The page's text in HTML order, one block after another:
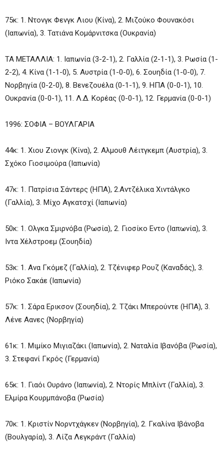
75κ: 1. Ντονγκ Φενγκ Λιου (Κίνα), 2. Μιζούκο Φουνακόσι
(Ιαπωνία), 3. Τατιάνα Κομάρνιτσκα (Ουκρανία)
ΤΑ ΜΕΤΑΛΛΙΑ: 1. Ιαπωνία (3-2-1), 2. Γαλλία (2-1-1), 3. Ρωσία (1-
2-2), 4. Κίνα (1-1-0), 5. Αυστρία (1-0-0), 6. Σουηδία (1-0-0), 7.
Νορβηγία (0-2-0), 8. Βενεζουέλα (0-1-1), 9. ΗΠΑ (0-0-1), 10.
Ουκρανία (0-0-1), 11. Λ.Δ. Κορέας (0-0-1), 12. Γερμανία (0-0-1)
1996: ΣΟΦΙΑ – ΒΟΥΛΓΑΡΙΑ
44κ: 1. Χιου Ζιονγκ (Κίνα), 2. Αλμουθ Λέιτγκεμπ (Αυστρία), 3.
Σχόκο Γιοσιμούρα (Ιαπωνία)
47κ: 1. Πατρίσια Σάντερς (ΗΠΑ), 2.Αντζέλικα Χιντάλγκο
(Γαλλία), 3. Μίχο Αγκατσχί (Ιαπωνία)
50κ: 1. Ολγκα Σμιρνόβα (Ρωσία), 2. Γιοσίκο Εντο (Ιαπωνία), 3.
Ιντα Χέλστροεμ (Σουηδία)
53κ: 1. Ανα Γκόμεζ (Γαλλία), 2. Τζένιφερ Ρουζ (Καναδάς), 3.
Ριόκο Σακάε (Ιαπωνία)
57κ: 1. Σάρα Ερικσον (Σουηδία), 2. Τζάκι Μπερούντε (ΗΠΑ), 3.
Λένε Αανες (Νορβηγία)
61κ: 1. Μιμίκο Μιγιαζάκι (Ιαπωνία), 2. Ναταλία Ιβανόβα (Ρωσία),
3. Στεφανί Γκρός (Γερμανία)
65κ: 1. Γιαόι Ουράνο (Ιαπωνία), 2. Ντορίς Μπλίντ (Γαλλία), 3.
Ελμίρα Κουρμπάνοβα (Ρωσία)
70κ: 1. Κριστίν Νορντχάγκεν (Νορβηγία), 2. Γκαλίνα Ιβάνοβα
(Βουλγαρία), 3. Λίζα Λεγκράντ (Γαλλία)